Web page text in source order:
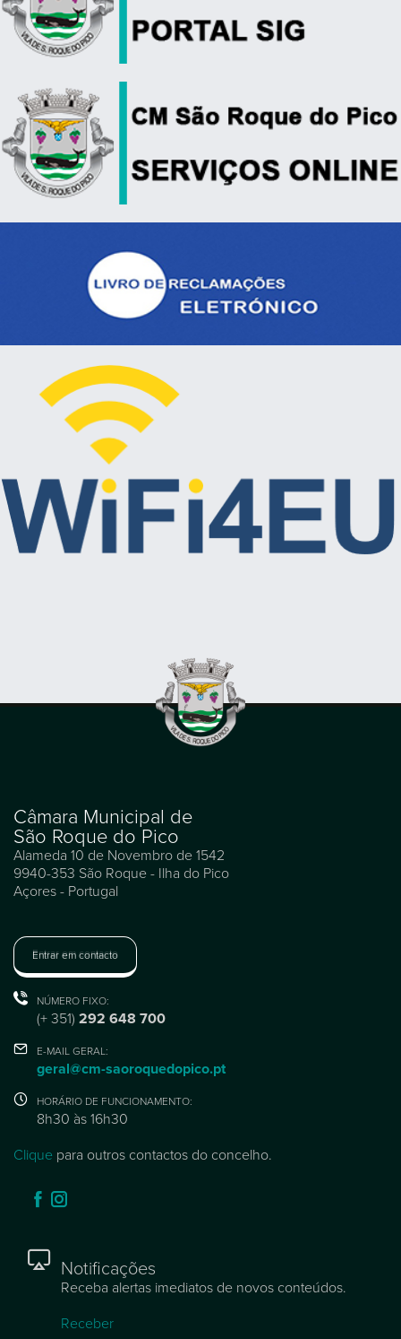
Câmara Municipal de
São Roque do Pico
Alameda 10 de Novembro de 1542
9940-353 São Roque - Ilha do Pico
Açores - Portugal
Entrar em contacto
NÚMERO FIXO:
(+ 351) 292 648 700
E-MAIL GERAL:
geral@cm-saoroquedopico.pt
HORÁRIO DE FUNCIONAMENTO:
8h30 às 16h30
Clique para outros contactos do concelho.
Notificações
Receba alertas imediatos de novos conteúdos.
Receber